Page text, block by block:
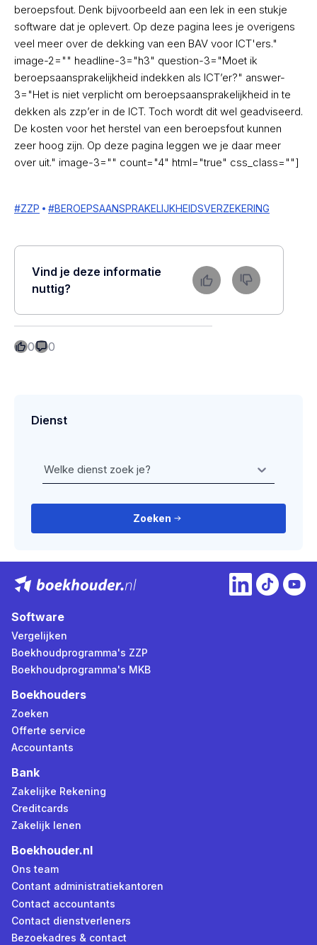
beroepsfout. Denk bijvoorbeeld aan een lek in een stukje
software dat je oplevert. Op deze pagina lees je overigens
veel meer over de dekking van een BAV voor ICT'ers."
image-2="" headline-3="h3" question-3="Moet ik
beroepsaansprakelijkheid indekken als ICT’er?" answer-
3="Het is niet verplicht om beroepsaansprakelijkheid in te
dekken als zzp’er in de ICT. Toch wordt dit wel geadviseerd.
De kosten voor het herstel van een beroepsfout kunnen
zeer hoog zijn. Op deze pagina leggen we je daar meer
over uit." image-3="" count="4" html="true" css_class=""]
#ZZP #BEROEPSAANSPRAKELIJKHEIDSVERZEKERING
Vind je deze informatie
nuttig?
0 0
Dienst
Welke dienst zoek je?
Zoeken
Software
Vergelijken
Boekhoudprogramma's ZZP
Boekhoudprogramma's MKB
Boekhouders
Zoeken
Offerte service
Accountants
Bank
Zakelijke Rekening
Creditcards
Zakelijk lenen
Boekhouder.nl
Ons team
Contant administratiekantoren
Contact accountants
Contact dienstverleners
Bezoekadres & contact